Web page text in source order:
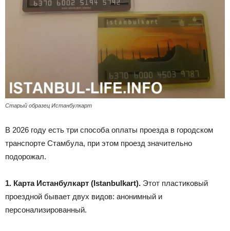
Старый образец Истанбулкарт
В 2026 году есть три способа оплаты проезда в городском
транспорте Стамбула, при этом проезд значительно
подорожал.
1. Карта Истанбулкарт (Istanbulkart). Этот пластиковый
проездной бывает двух видов: анонимный и
персонализированный.